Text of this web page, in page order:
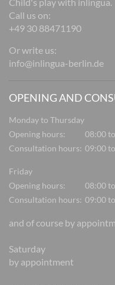
Child's play with inlingua.
Call us on:
+49 30 88471190
Or write us:
info@inlingua-berlin.de
OPENING AND
Monday to Thursday
Opening hours:
08:00
Consultation hours: 09:00
Friday
Opening hours:
08:00
Consultation hours: 09:00
and of course by
Saturday
by appointment